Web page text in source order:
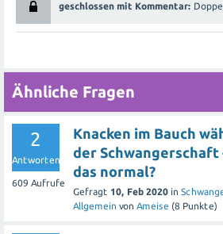
geschlossen mit Kommentar:
Ähnliche Fragen
2
Antworten
609 Aufrufe
Knacken im Bauch
der Schwangerschaft
das normal?
Gefragt 10, Feb 2020 in
Allgemein von Ameise (8 Punkte)